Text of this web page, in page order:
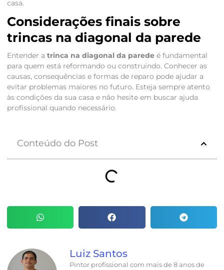
casa.
Considerações finais sobre
trincas na diagonal da parede
Entender a trinca na diagonal da paredeé fundamental
para quem está reformando ou construindo. Conhecer as
causas, consequências e formas de reparo pode ajudar a
evitar problemas maiores no futuro. Esteja sempre atento
às condições da sua casa e não hesite em buscar ajuda
profissional quando necessário.
Conteúdo do Post
Luiz Santos
Pintor profissional com mais de 8 anos de